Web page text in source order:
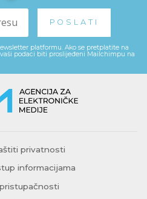
platformu. Ako se pretplatite na
podaci biti proslijeđeni Mailchimpu na
privatnosti
informacijama